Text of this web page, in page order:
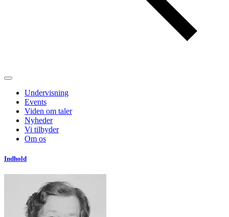
Undervisning
Events
Viden om taler
Nyheder
Vi tilbyder
Om os
Indhold